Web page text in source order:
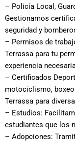
– Policía Local,
Gestionamos
seguridad y
– Permisos de
Terrassa para tu
experiencia
– Certificados
motociclismo,
Terrassa para
– Estudios:
estudiantes que los
– Adopciones: